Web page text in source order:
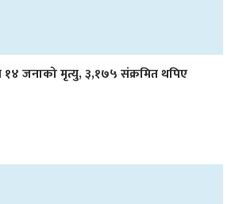
१४ जनाको मृत्यु, ३,१७५ संक्रमित थपिए